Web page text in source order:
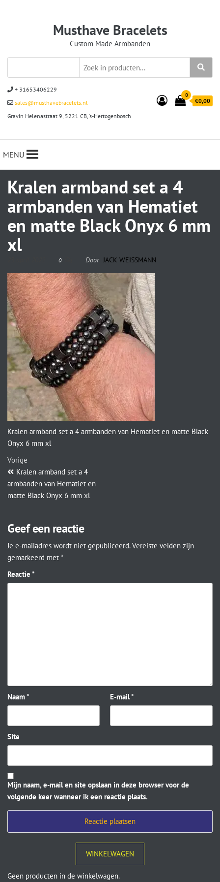
Musthave Bracelets
Custom Made Armbanden
+ 31653406229
sales@musthavebracelets.nl
Gravin Helenastraat 9, 5221 CB, ‘s-Hertogenbosch
0
€0,00
MENU
Kralen armband set a 4
armbanden van Hematiet
en matte Black Onyx 6 mm
xl
0 Door JACK WEISSMANN
Kralen armband set a 4 armbanden van Hematiet en matte Black
Onyx 6 mm xl
Vorige
Kralen armband set a 4
armbanden van Hematiet en
matte Black Onyx 6 mm xl
Geef een reactie
Je e-mailadres wordt niet gepubliceerd. Vereiste velden zijn
gemarkeerd met *
Reactie *
Naam* E-mail*
Site
Mijn naam, e-mail en site opslaan in deze browser voor de
volgende keer wanneer ik een reactie plaats.
WINKELWAGEN
Geen producten in de winkelwagen.